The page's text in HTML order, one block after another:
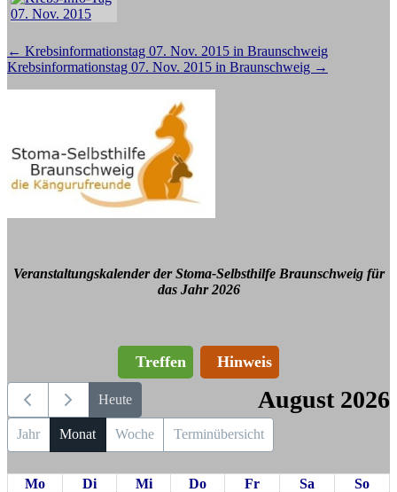
Beitragsnavigation
← Krebsinformationstag 07. Nov. 2015 in Braunschweig
Krebsinformationstag 07. Nov. 2015 in Braunschweig →
Veranstaltungskalender der Stoma-Selbsthilfe Braunschweig für
das Jahr 2026
Treffen Hinweis
Heute August 2026
Jahr Monat Woche Terminübersicht
Mo Di Mi Do Fr Sa
So